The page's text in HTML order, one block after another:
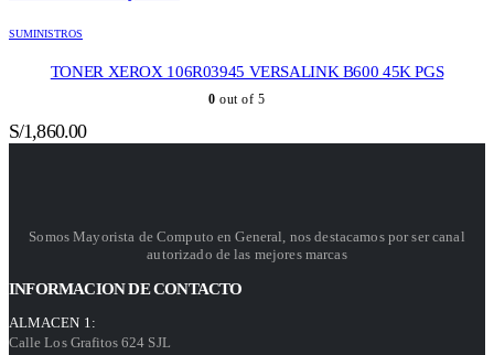
SUMINISTROS
TONER XEROX 106R03945 VERSALINK B600 45K PGS
0 out of 5
S/1,860.00
Somos Mayorista de Computo en General, nos destacamos por ser canal
autorizado de las mejores marcas
INFORMACION DE CONTACTO
ALMACEN 1:
Calle Los Grafitos 624 SJL